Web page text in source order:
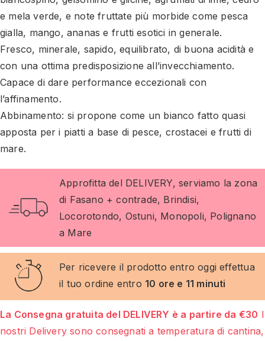
e mela verde, e note fruttate più morbide come pesca
gialla, mango, ananas e frutti esotici in generale.
Fresco, minerale, sapido, equilibrato, di buona acidità e
con una ottima predisposizione all’invecchiamento.
Capace di dare performance eccezionali con
l’affinamento.
Abbinamento: si propone come un bianco fatto quasi
apposta per i piatti a base di pesce, crostacei e frutti di
mare.
Approfitta del DELIVERY, serviamo la zona
di Fasano + contrade, Brindisi,
Locorotondo, Ostuni, Monopoli, Polignano
a Mare
Per ricevere il prodotto entro oggi effettua
il tuo ordine entro 10 ore e 11 minuti
La Consegna gratuita del DELIVERY è a partire da €30 I
nostri Delivery sono consegnati a temperatura di cantina,